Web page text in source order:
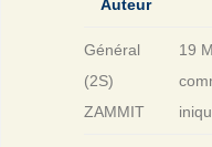
Auteur
Général
(2S)
ZAMMIT
19